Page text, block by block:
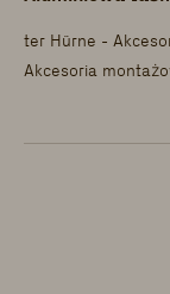
ter Hürne -
Akcesoria